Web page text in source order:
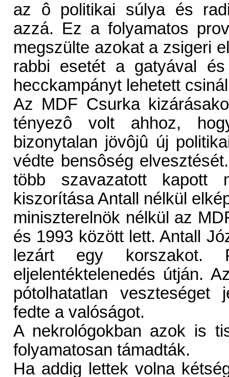
az ô politikai súlya és
azzá. Ez a folyamatos
megszülte azokat a zsigeri
rabbi esetét a gatyával
hecckampányt lehetett
Az MDF Csurka
tényezô volt ahhoz,
bizonytalan jövôjû új
védte bensôség
több szavazatott kapott
kiszorítása Antall nélkül
miniszterelnök nélkül az
és 1993 között lett. Antall
lezárt egy korszakot.
eljelentéktelenedés útján.
pótolhatatlan veszteséget
fedte a valóságot.
A nekrológokban azok is
folyamatosan támadták.
Ha addig lettek volna